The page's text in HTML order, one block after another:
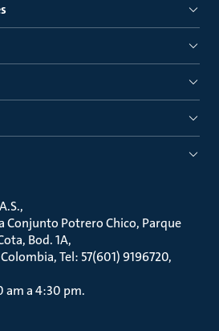
Conjunto Potrero Chico, Parque
Bod. 1A
Tel: 57(601) 9196720
am a 4:30 pm.